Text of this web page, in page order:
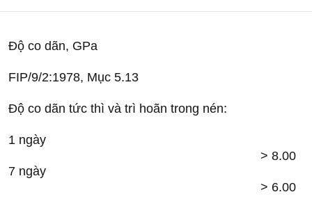
Độ co dãn, GPa
FIP/9/2:1978, Mục 5.13
Độ co dãn tức thì và trì hoãn trong nén:
1 ngày
7 ngày
> 8.00
> 6.00